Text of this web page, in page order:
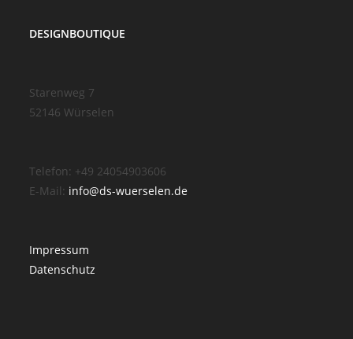
DESIGNBOUTIQUE
Starenweg 7
52146 Würselen
Telefon: +49 24054903606
E-Mail: info@ds-wuerselen.de
Impressum
Datenschutz